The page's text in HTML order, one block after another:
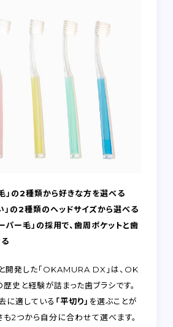
毛」の2種類から好きな方を選べる
い」の2種類のヘッドサイズから選べる
パー毛」の採用で、歯周ポケットと歯
開発した「OKAMURA DX」は、OK
史と経験が詰まった歯ブラシです。
に適している 「平切り」 を選ぶことが
も2つから自分に合わせて選べます。